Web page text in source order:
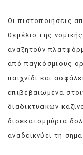
Οι πιστοποιήσεις
θεμέλιο της
αναζητούν
από παγκόσμιους
παιχνίδι και
επιβεβαιωμένα
διαδικτυακών
δισεκατομμύρια
αναδεικνύει τη